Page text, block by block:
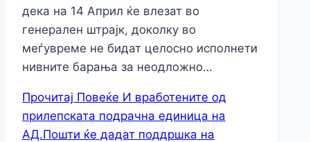
дека на 14 Април ќе влезат во
генерален штрајк, доколку во
меѓувреме не бидат целосно исполнети
нивните барања за неодложно…
Прочитај Повеќе И вработените од
прилепската подрачна единица на
АД.Пошти ќе дадат поддршка на